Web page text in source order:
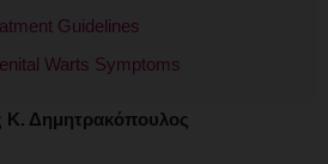
Guidelines
Warts Symptoms
Κ. Δημητρακόπουλος